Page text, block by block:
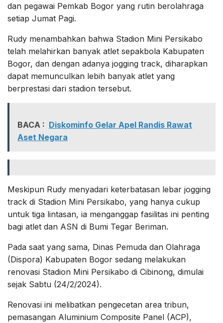
dan pegawai Pemkab Bogor yang rutin berolahraga
setiap Jumat Pagi.
Rudy menambahkan bahwa Stadion Mini Persikabo
telah melahirkan banyak atlet sepakbola Kabupaten
Bogor, dan dengan adanya jogging track, diharapkan
dapat memunculkan lebih banyak atlet yang
berprestasi dari stadion tersebut.
BACA : Diskominfo Gelar Apel Randis Rawat
Aset Negara
Meskipun Rudy menyadari keterbatasan lebar jogging
track di Stadion Mini Persikabo, yang hanya cukup
untuk tiga lintasan, ia menganggap fasilitas ini penting
bagi atlet dan ASN di Bumi Tegar Beriman.
Pada saat yang sama, Dinas Pemuda dan Olahraga
(Dispora) Kabupaten Bogor sedang melakukan
renovasi Stadion Mini Persikabo di Cibinong, dimulai
sejak Sabtu (24/2/2024).
Renovasi ini melibatkan pengecetan area tribun,
pemasangan Aluminium Composite Panel (ACP),